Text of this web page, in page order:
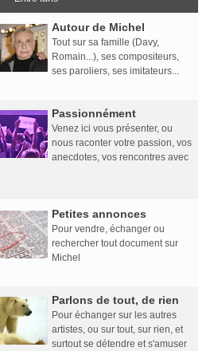
Autour de Michel
Tout sur sa famille (Davy,
Romain...), ses compositeurs,
ses paroliers, ses imitateurs...
Passionnément
Venez ici vous présenter, ou
nous raconter votre passion, vos
anecdotes, vos rencontres avec
Petites annonces
Pour vendre, échanger ou
rechercher tout document sur
Michel
Parlons de tout, de rien
Pour échanger sur les autres
artistes, ou sur tout, sur rien, et
surtout se détendre et s'amuser